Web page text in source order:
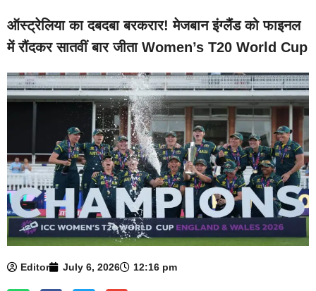
ऑस्ट्रेलिया का दबदबा बरकरार! मेजबान इंग्लैंड को फाइनल
में रौंदकर सातवीं बार जीता Women’s T20 World Cup
Editor July 6, 2026 12:16 pm